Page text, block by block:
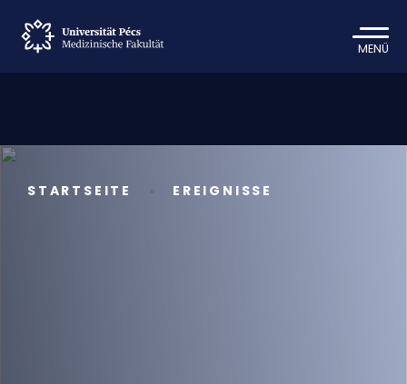
MENÜ
STARTSEITE EREIGNISSE